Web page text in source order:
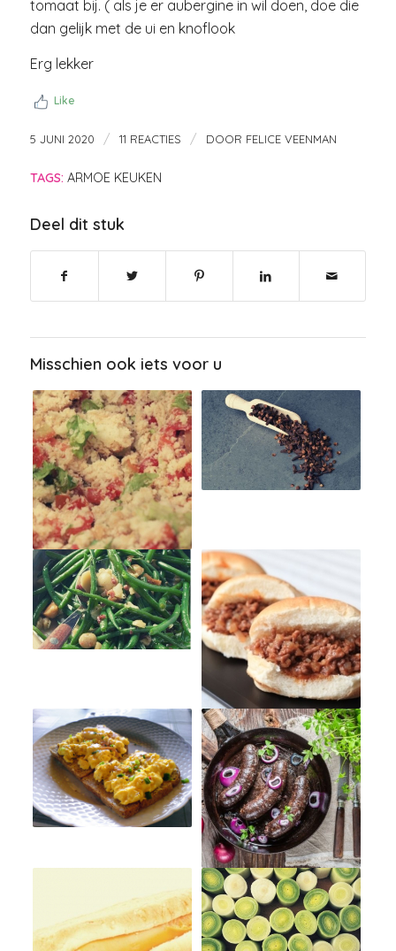
tomaat bij. ( als je er aubergine in wil doen, doe die
dan gelijk met de ui en knoflook
Erg lekker
Like
5 JUNI 2020 / 11 REACTIES / DOOR FELICE VEENMAN
TAGS: ARMOE KEUKEN
Deel dit stuk
Misschien ook iets voor u